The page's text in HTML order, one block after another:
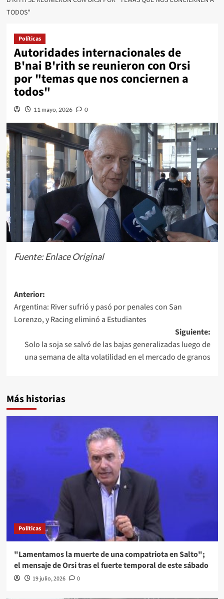
TODOS"
Políticas
Autoridades internacionales de
B'nai B'rith se reunieron con Orsi
por "temas que nos conciernen a
todos"
11 mayo, 2026 0
Fuente:Enlace Original
Navegación
de
entradas
Anterior:
Argentina: River sufrió y pasó por penales con San
Lorenzo, y Racing eliminó a Estudiantes
Siguiente:
Solo la soja se salvó de las bajas generalizadas luego de
una semana de alta volatilidad en el mercado de granos
Más historias
Políticas
"Lamentamos la muerte de una compatriota en Salto";
el mensaje de Orsi tras el fuerte temporal de este sábado
19 julio, 2026 0